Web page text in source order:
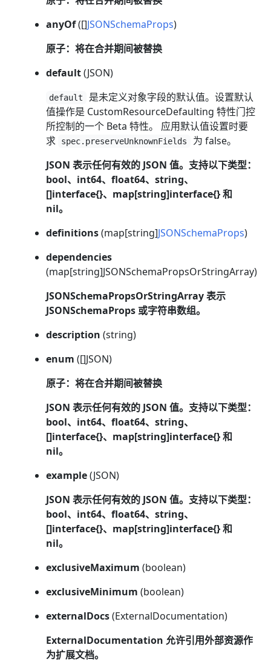
anyOf([]JSONSchemaProps)
原子：将在合并期间被替换
default(JSON)
default
是未定义对象字段的默认值。设置默认
值操作是 CustomResourceDefaulting 特性门控
所控制的一个 Beta 特性。 应用默认值设置时要
求
spec.preserveUnknownFields
为 false。
JSON 表示任何有效的 JSON 值。支持以下类型：
bool、int64、float64、string、
[]interface{}、map[string]interface{} 和
nil。
definitions(map[string]JSONSchemaProps)
dependencies
(map[string]JSONSchemaPropsOrStringArray)
JSONSchemaPropsOrStringArray 表示
JSONSchemaProps 或字符串数组。
description (string)
enum ([]JSON)
原子：将在合并期间被替换
JSON 表示任何有效的 JSON 值。支持以下类型：
bool、int64、float64、string、
[]interface{}、map[string]interface{} 和
nil。
example(JSON)
JSON 表示任何有效的 JSON 值。支持以下类型：
bool、int64、float64、string、
[]interface{}、map[string]interface{} 和
nil。
exclusiveMaximum (boolean)
exclusiveMinimum (boolean)
externalDocs(ExternalDocumentation)
ExternalDocumentation 允许引用外部资源作
为扩展文档。